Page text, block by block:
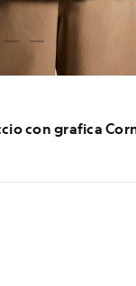
con grafica